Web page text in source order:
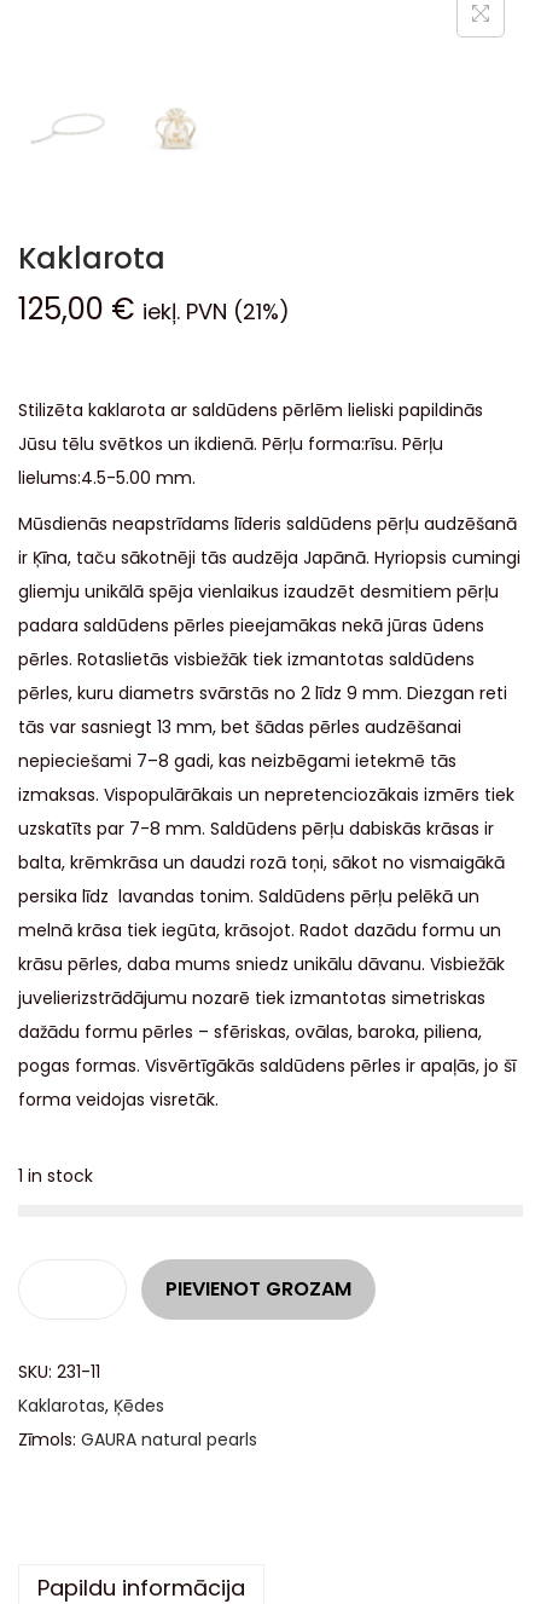
Kaklarota
125,00 € iekļ. PVN (21%)
Stilizēta kaklarota ar saldūdens pērlēm lieliski papildinās
Jūsu tēlu svētkos un ikdienā. Pērļu forma:rīsu. Pērļu
lielums:4.5-5.00 mm.
Mūsdienās neapstrīdams līderis saldūdens pērļu audzēšanā
ir Ķīna, taču sākotnēji tās audzēja Japānā. Hyriopsis cumingi
gliemju unikālā spēja vienlaikus izaudzēt desmitiem pērļu
padara saldūdens pērles pieejamākas nekā jūras ūdens
pērles. Rotaslietās visbiežāk tiek izmantotas saldūdens
pērles, kuru diametrs svārstās no 2 līdz 9 mm. Diezgan reti
tās var sasniegt 13 mm, bet šādas pērles audzēšanai
nepieciešami 7–8 gadi, kas neizbēgami ietekmē tās
izmaksas. Vispopulārākais un nepretenciozākais izmērs tiek
uzskatīts par 7-8 mm. Saldūdens pērļu dabiskās krāsas ir
balta, krēmkrāsa un daudzi rozā toņi, sākot no vismaigākā
persika līdz lavandas tonim. Saldūdens pērļu pelēkā un
melnā krāsa tiek iegūta, krāsojot. Radot dazādu formu un
krāsu pērles, daba mums sniedz unikālu dāvanu. Visbiežāk
juvelierizstrādājumu nozarē tiek izmantotas simetriskas
dažādu formu pērles – sfēriskas, ovālas, baroka, piliena,
pogas formas. Visvērtīgākās saldūdens pērles ir apaļās, jo šī
forma veidojas visretāk.
1 in stock
PIEVIENOT GROZAM
SKU: 231-11
Kaklarotas, Ķēdes
Zīmols: GAURA natural pearls
Papildu informācija